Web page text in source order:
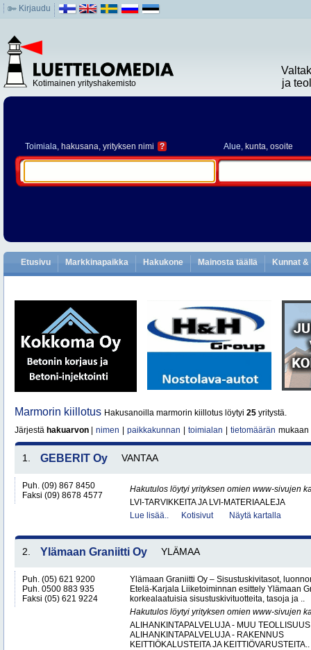
Kirjaudu
Kotimainen yrityshakemisto
ja
Toimiala, hakusana, yrityksen nimi ? Alue, kunta, osoite
Etusivu Markkinapaikka Hakukone Mainosta täällä Kunnat
Marmorin kiillotus Hakusanoilla marmorin kiillotus löytyi 25 yritystä.
Järjestä hakuarvon nimen paikkakunnan toimialan tietomäärän mukaan
1. GEBERIT Oy VANTAA
Puh. (09) 867 8450
Faksi (09) 8678 4577
Hakutulos löytyi yrityksen omien www-sivujen
LVI-TARVIKKEITA JA LVI-MATERIAALEJA
Lue lisää..
Kotisivut Näytä kartalla
2. Ylämaan Graniitti Oy YLÄMAA
Puh. (05) 621 9200
Puh. 0500 883 935
Faksi (05) 621 9224
Ylämaan Graniitti Oy – Sisustuskivitasot,
Etelä-Karjala Liiketoiminnan esittely Ylämaan
korkealaatuisia sisustuskivituotteita, tasoja ja ..
Hakutulos löytyi yrityksen omien www-sivujen
ALIHANKINTAPALVELUJA - MUU TEOLLISUUS
ALIHANKINTAPALVELUJA - RAKENNUS
KEITTIÖKALUSTEITA JA KEITTIÖVARUSTEITA..